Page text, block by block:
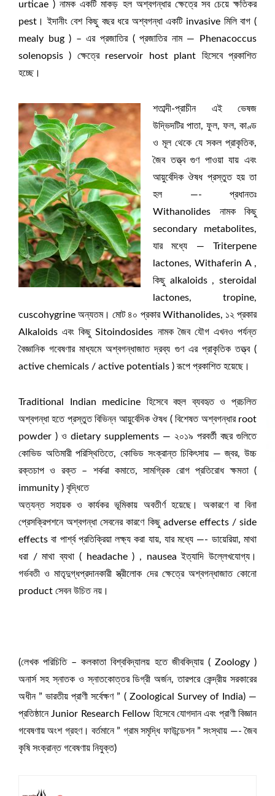
urticae ) নামক একটি মাকড় হল অশ্বগন্ধার ক্ষেত্রে সব চেয়ে ক্ষতিকর
pest। ইদানীং বেশ কিছু বছর ধরে অশ্বগন্ধা একটি invasive মিলি বাগ (
mealy bug ) – এর প্রজাতির ( প্রজাতির নাম — Phenacoccus
solenopsis ) ক্ষেত্রে reservoir host plant হিসেবে প্রকাশিত
হচ্ছে।
শতাব্দী-প্রাচীন এই ভেষজ
উদ্ভিদটির পাতা, ফুল, ফল, কাণ্ড
ও মূল থেকে যে সকল প্রাকৃতিক,
জৈব তত্ত্ব গুণ পাওয়া যায় এবং
আয়ুর্বেদিক ঔষধ প্রস্তুত হয় তা
হল —- প্রধানতঃ
Withanolides নামক কিছু
secondary metabolites,
যার মধ্যে — Triterpene
lactones, Withaferin A ,
কিছু alkaloids , steroidal
lactones, tropine,
cuscohygrine অন্যতম। মোট ৪০ প্রকার Withanolides, ১২ প্রকার
Alkaloids এবং কিছু Sitoindosides নামক জৈব যৌগ এখনও পর্যন্ত
বৈজ্ঞানিক গবেষণার মাধ্যমে অশ্বগন্ধাজাত দ্রব্য গুণ এর প্রাকৃতিক তত্ত্ব (
active chemicals / active potentials ) রূপে প্রকাশিত হয়েছে।
Traditional Indian medicine হিসেবে বহুল ব্যবহৃত ও প্রচলিত
অশ্বগন্ধা হতে প্রস্তুত বিভিন্ন আয়ুর্বেদিক ঔষধ ( বিশেষত অশ্বগন্ধার root
powder ) ও dietary supplements — ২০১৯ পরবর্তী বছর গুলিতে
কোভিড অতিমারী পরিস্থিতিতে, কোভিড সংক্রান্ত চিকিৎসায় — জ্বর, উচ্চ
রক্তচাপ ও রক্ত – শর্করা কমাতে, সামগ্রিক রোগ প্রতিরোধ ক্ষমতা (
immunity ) বৃদ্ধিতে
অত্যন্ত সহায়ক ও কার্যকর ভূমিকায় অবতীর্ণ হয়েছে। অকারণে বা বিনা
প্রেসক্রিপশনে অশ্বগন্ধা সেবনের কারণে কিছু adverse effects / side
effects বা পার্শ্ব প্রতিক্রিয়া লক্ষ্য করা যায়, যার মধ্যে —- ডায়েরিয়া, মাথা
ধরা / মাথা ব্যথা ( headache ) , nausea ইত্যাদি উল্লেখযোগ্য।
গর্ভবতী ও মাতৃদুগ্ধপ্রদানকারী স্ত্রীলোক দের ক্ষেত্রে অশ্বগন্ধাজাত কোনো
product সেবন উচিত নয়।
(লেখক পরিচিতি – কলকাতা বিশ্ববিদ্যালয় হতে জীববিদ্যায় ( Zoology )
অনার্স সহ স্নাতক ও স্নাতকোত্তর ডিগ্রী অর্জন, তারপরে কেন্দ্রীয় সরকারের
অধীন ” ভারতীয় প্রাণী সর্বেক্ষণ ” ( Zoological Survey of India) —
প্রতিষ্ঠানে Junior Research Fellow হিসেবে যোগদান এবং প্রাণী বিজ্ঞান
গবেষণায় অংশ গ্রহণ। বর্তমানে ” গ্রাম সমৃদ্ধি ফাউন্ডেশন ” সংস্থায় —- জৈব
কৃষি সংক্রান্ত গবেষণায় নিযুক্ত)